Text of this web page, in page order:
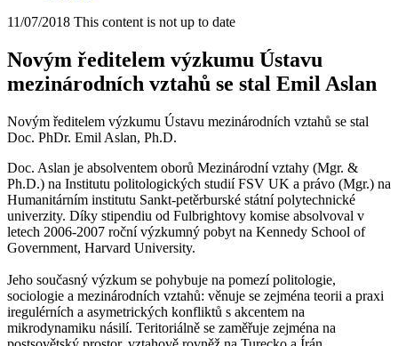
11/07/2018 This content is not up to date
Novým ředitelem výzkumu Ústavu
mezinárodních vztahů se stal Emil Aslan
Novým ředitelem výzkumu Ústavu mezinárodních vztahů se stal
Doc. PhDr. Emil Aslan, Ph.D.
Doc. Aslan je absolventem oborů Mezinárodní vztahy (Mgr. &
Ph.D.) na Institutu politologických studií FSV UK a právo (Mgr.) na
Humanitárním institutu Sankt-petěrburské státní polytechnické
univerzity. Díky stipendiu od Fulbrightovy komise absolvoval v
letech 2006-2007 roční výzkumný pobyt na Kennedy School of
Government, Harvard University.
Jeho současný výzkum se pohybuje na pomezí politologie,
sociologie a mezinárodních vztahů: věnuje se zejména teorii a praxi
iregulérních a asymetrických konfliktů s akcentem na
mikrodynamiku násilí. Teritoriálně se zaměřuje zejména na